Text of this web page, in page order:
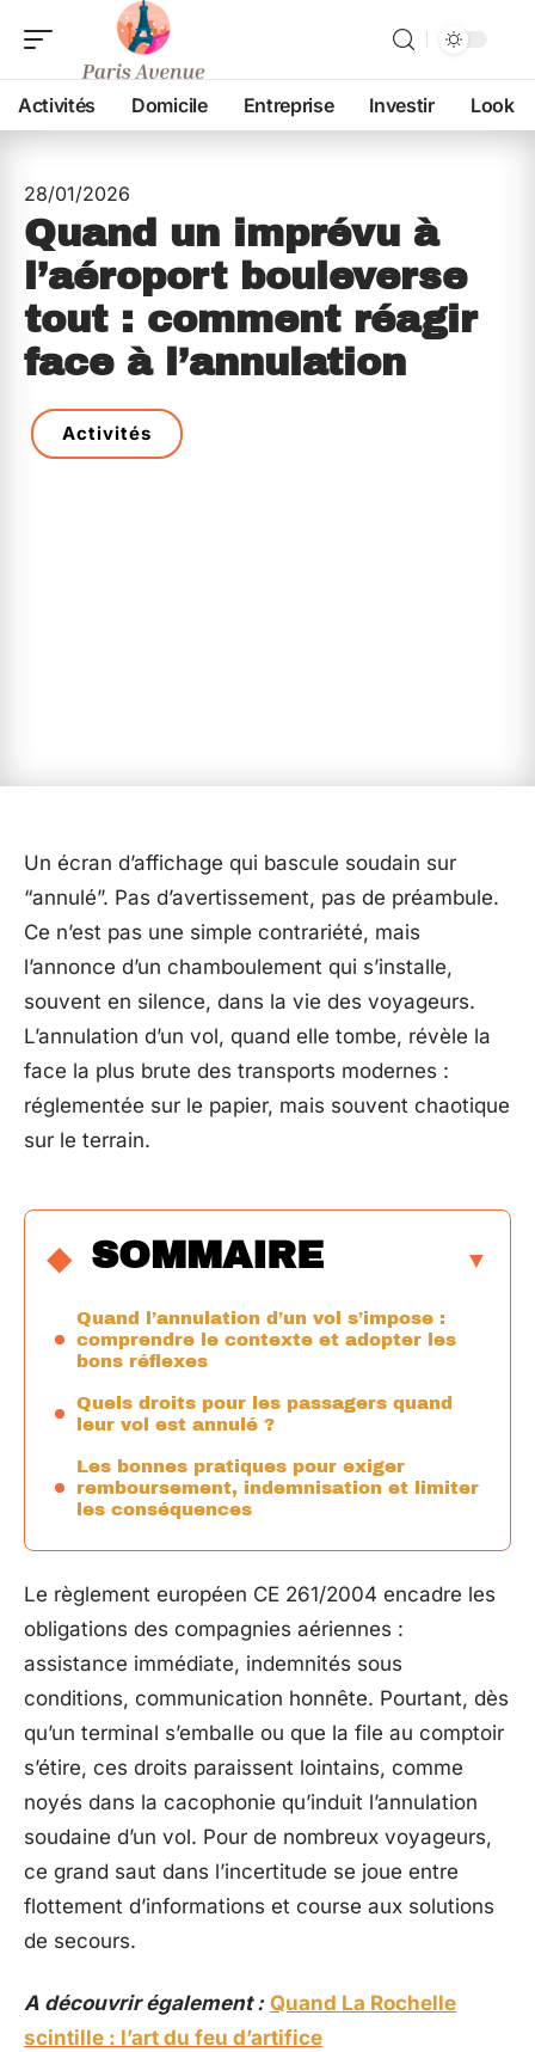
Activités Domicile Entreprise Investir Look
28/01/2026
Quand un imprévu à
l’aéroport bouleverse
tout : comment réagir
face à l’annulation
Activités
Un écran d’affichage qui bascule soudain sur
“annulé”. Pas d’avertissement, pas de préambule.
Ce n’est pas une simple contrariété, mais
l’annonce d’un chamboulement qui s’installe,
souvent en silence, dans la vie des voyageurs.
L’annulation d’un vol, quand elle tombe, révèle la
face la plus brute des transports modernes :
réglementée sur le papier, mais souvent chaotique
sur le terrain.
SOMMAIRE
Quand l’annulation d’un vol s’impose :
comprendre le contexte et adopter les
bons réflexes
Quels droits pour les passagers quand
leur vol est annulé ?
Les bonnes pratiques pour exiger
remboursement, indemnisation et limiter
les conséquences
Le règlement européen CE 261/2004 encadre les
obligations des compagnies aériennes :
assistance immédiate, indemnités sous
conditions, communication honnête. Pourtant, dès
qu’un terminal s’emballe ou que la file au comptoir
s’étire, ces droits paraissent lointains, comme
noyés dans la cacophonie qu’induit l’annulation
soudaine d’un vol. Pour de nombreux voyageurs,
ce grand saut dans l’incertitude se joue entre
flottement d’informations et course aux solutions
de secours.
A découvrir également : Quand La Rochelle
scintille : l’art du feu d’artifice